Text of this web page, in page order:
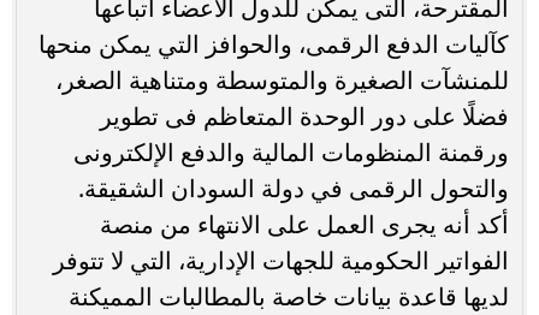
المقترحة، التى يمكن للدول الأعضاء اتباعها
كآليات الدفع الرقمى، والحوافز التي يمكن منحها
للمنشآت الصغيرة والمتوسطة ومتناهية الصغر،
فضلًا على دور الوحدة المتعاظم فى تطوير
ورقمنة المنظومات المالية والدفع الإلكترونى
والتحول الرقمى في دولة السودان الشقيقة.
أكد أنه يجرى العمل على الانتهاء من منصة
الفواتير الحكومية للجهات الإدارية، التي لا تتوفر
لديها قاعدة بيانات خاصة بالمطالبات المميكنة